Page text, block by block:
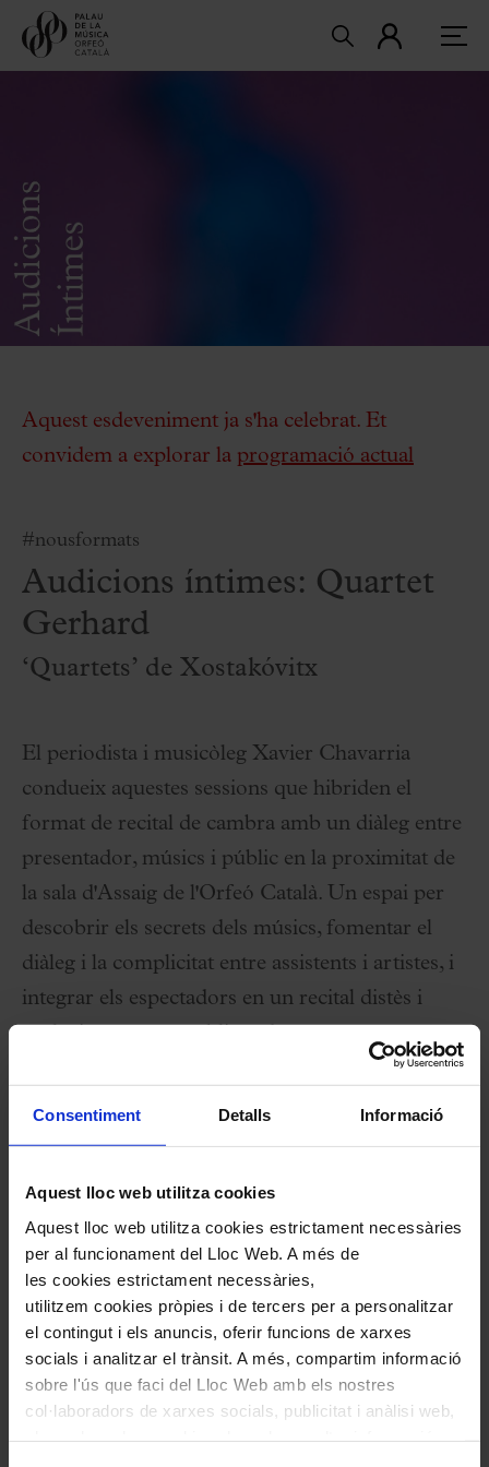
Consentiment Detalls Informació
Aquest lloc web utilitza cookies
Aquest lloc web utilitza cookies estrictament necessàries
per al funcionament del Lloc Web. A més de
les cookies estrictament necessàries,
utilitzem cookies pròpies i de tercers per a personalitzar
el contingut i els anuncis, oferir funcions de xarxes
socials i analitzar el trànsit. A més, compartim informació
sobre l'ús que faci del Lloc Web amb els nostres
col·laboradors de xarxes socials, publicitat i anàlisi web,
Aquest esdeveniment ja s'ha celebrat. Et
convidem a explorar la programació actual
#nousformats
Audicions íntimes: Quartet
Gerhard
‘Quartets’ de Xostakóvitx
El periodista i musicòleg Xavier Chavarria
condueix aquestes sessions que hibriden el
format de recital de cambra amb un diàleg entre
presentador, músics i públic en la proximitat de
la sala d'Assaig de l'Orfeó Català. Un espai per
descobrir els secrets dels músics, fomentar el
diàleg i la complicitat entre assistents i artistes, i
integrar els espectadors en un recital distès i
Fitxa artística
Programa
Audició íntima prèvia al concert de Petit Palau
Cambra del 4 de febrer del Quartet Gerhard.